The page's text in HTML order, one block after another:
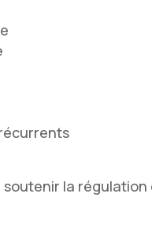
soutenir la